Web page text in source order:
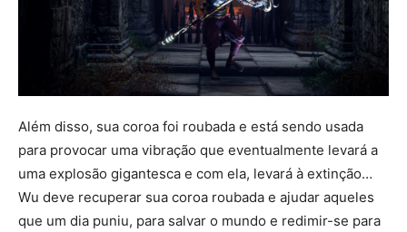
Além disso, sua coroa foi roubada e está sendo usada
para provocar uma vibração que eventualmente levará a
uma explosão gigantesca e com ela, levará à extinção…
Wu deve recuperar sua coroa roubada e ajudar aqueles
que um dia puniu, para salvar o mundo e redimir-se para